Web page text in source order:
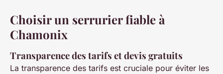
Choisir un serrurier fiable à
Chamonix
Transparence des tarifs et devis gratuits
La transparence des tarifs est cruciale pour éviter les